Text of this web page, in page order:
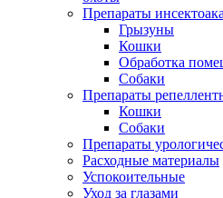
Препараты
Грызуны
Кошки
Обработка
Собаки
Препараты
Кошки
Собаки
Препараты
Расходные материалы
Успокоительные
Уход за глазами